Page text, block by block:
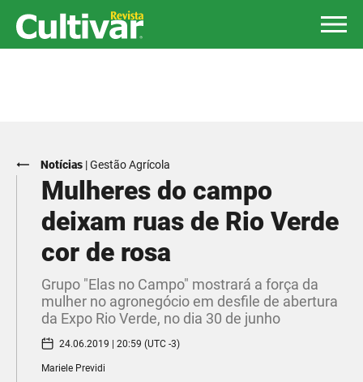
Notícias |Gestão Agrícola
Mulheres do campo
deixam ruas de Rio Verde
cor de rosa
Grupo "Elas no Campo" mostrará a força da
mulher no agronegócio em desfile de abertura
da Expo Rio Verde, no dia 30 de junho
24.06.2019 | 20:59 (UTC -3)
Mariele Previdi